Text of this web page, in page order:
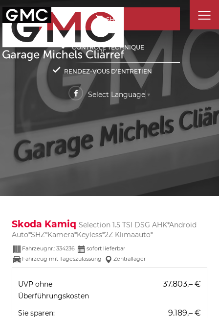
SHOP
CONTRÔLE TECHNIQUE
RENDEZ-VOUS D'ENTRETIEN
Select Language ▼
Skoda Kamiq Selection 1.5 TSI DSG AHK*Android
Auto*SHZ*Kamera*Keyless*2Z Klimaauto*
Fahrzeugnr.: 334236
sofort lieferbar
Fahrzeug mit Tageszulassung
Zentrallager
UVP ohne
Überführungskosten
37.803,– €
Sie sparen:
9.189,– €